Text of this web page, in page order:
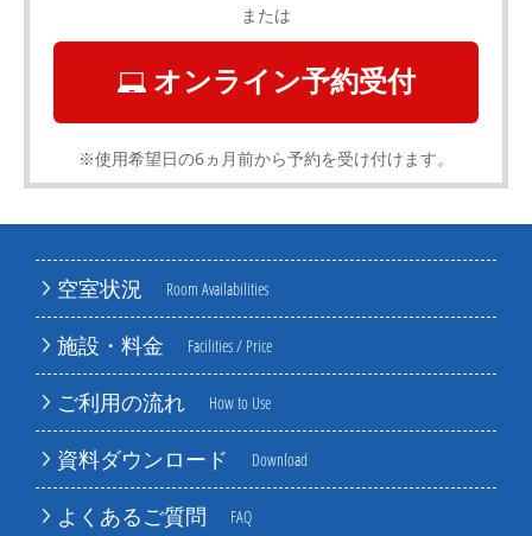
空室状況 Room Availabilities
施設・料金 Facilities / Price
ご利用の流れ How to Use
資料ダウンロード Download
よくあるご質問 FAQ
または
オンライン予約受付
※使用希望日の6ヵ月前から予約を受け付けます。